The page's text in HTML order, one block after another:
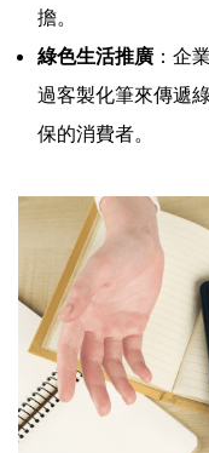
擔。
綠色生活推廣 ：企
過客製化筆來傳遞
保的消費者。